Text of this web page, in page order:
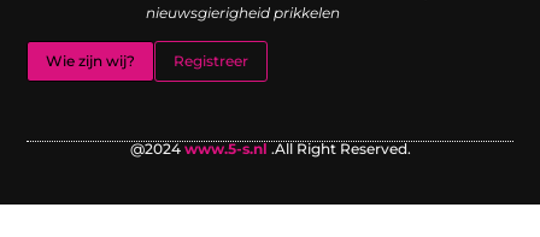
nieuwsgierigheid prikkelen
Wie zijn wij? Registreer
@2024www.5-s.nl .All Right Reserved.